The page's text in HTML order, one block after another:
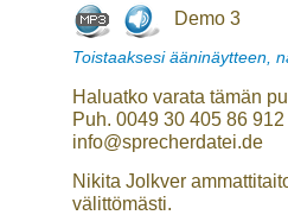
Demo 3
Toistaaksesi ääninäytteen,
Haluatko varata tämän
Puh. 0049 30 405 86
info@sprecherdatei.de
Nikita Jolkver
välittömästi.